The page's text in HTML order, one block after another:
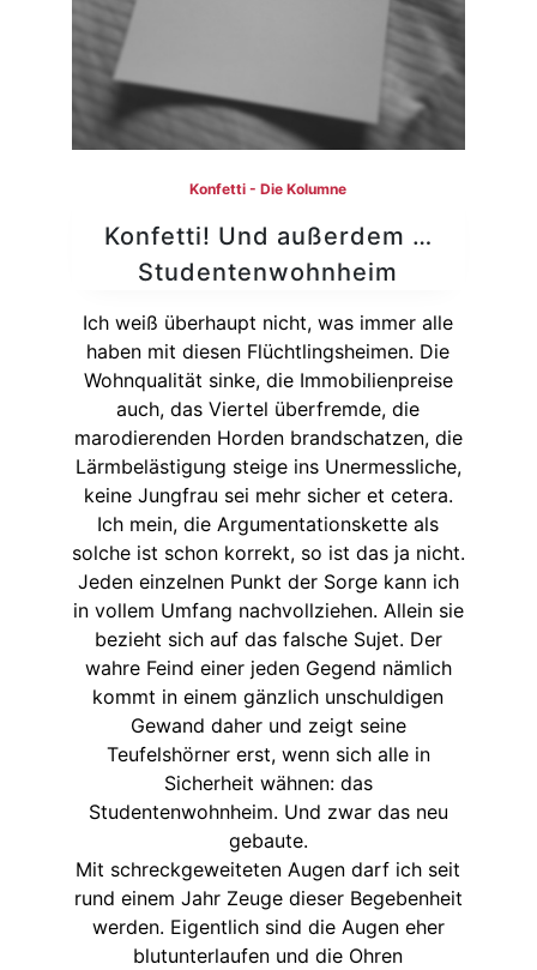
Konfetti - Die Kolumne
Konfetti! Und außerdem …
Studentenwohnheim
Ich weiß überhaupt nicht, was immer alle
haben mit diesen Flüchtlingsheimen. Die
Wohnqualität sinke, die Immobilienpreise
auch, das Viertel überfremde, die
marodierenden Horden brandschatzen, die
Lärmbelästigung steige ins Unermessliche,
keine Jungfrau sei mehr sicher et cetera.
Ich mein, die Argumentationskette als
solche ist schon korrekt, so ist das ja nicht.
Jeden einzelnen Punkt der Sorge kann ich
in vollem Umfang nachvollziehen. Allein sie
bezieht sich auf das falsche Sujet. Der
wahre Feind einer jeden Gegend nämlich
kommt in einem gänzlich unschuldigen
Gewand daher und zeigt seine
Teufelshörner erst, wenn sich alle in
Sicherheit wähnen: das
Studentenwohnheim. Und zwar das neu
gebaute.
Mit schreckgeweiteten Augen darf ich seit
rund einem Jahr Zeuge dieser Begebenheit
werden. Eigentlich sind die Augen eher
blutunterlaufen und die Ohren